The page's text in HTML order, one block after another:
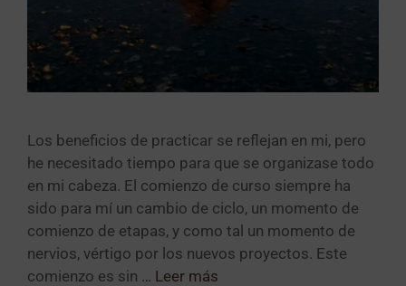
Los beneficios de practicar se reflejan en mi, pero
he necesitado tiempo para que se organizase todo
en mi cabeza. El comienzo de curso siempre ha
sido para mí un cambio de ciclo, un momento de
comienzo de etapas, y como tal un momento de
nervios, vértigo por los nuevos proyectos. Este
comienzo es sin … Leer más